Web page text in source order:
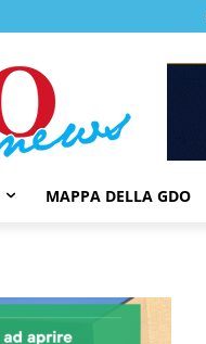
MAPPA DELLA GDO